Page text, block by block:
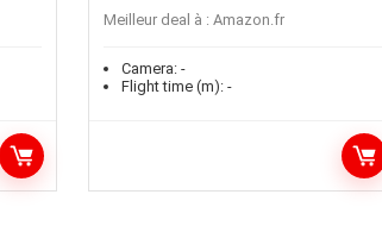
Meilleur deal à : Amazon.fr
Camera: -
Flight time (m): -